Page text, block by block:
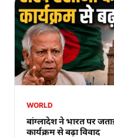
WORLD
बांग्लादेश ने भारत पर
कार्यक्रम से बढ़ा विवाद